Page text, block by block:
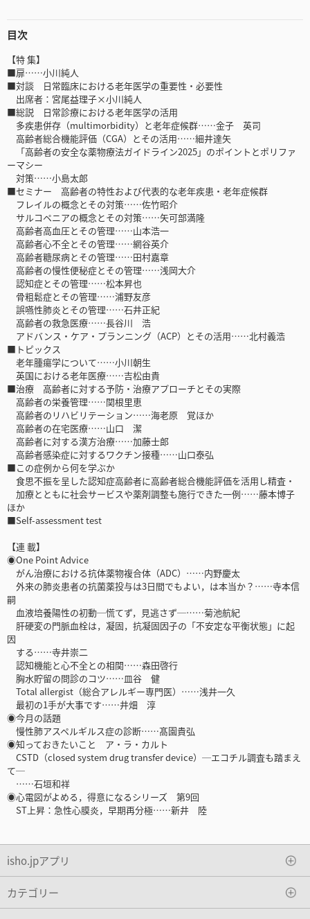
目次
【特 集】
■扉……小川純人
■対談 日常臨床における老年医学の重要性・必要性
出席者：宮尾益理子×小川純人
■総説 日常診療における老年医学の活用
多疾患併存（multimorbidity）と老年症候群……金子 英司
高齢者総合機能評価（CGA）とその活用……細井達矢
「高齢者の安全な薬物療法ガイドライン2025」のポイントとポリファ
ーマシー
対策……小島太郎
■セミナー 高齢者の特性および代表的な老年疾患・老年症候群
フレイルの概念とその対策……佐竹昭介
サルコペニアの概念とその対策……矢可部満隆
高齢者高血圧とその管理……山本浩一
高齢者心不全とその管理……網谷英介
高齢者糖尿病とその管理……田村嘉章
高齢者の慢性便秘症とその管理……浅岡大介
認知症とその管理……松本昇也
骨粗鬆症とその管理……浦野友彦
誤嚥性肺炎とその管理……石井正紀
高齢者の救急医療……長谷川 浩
アドバンス・ケア・プランニング（ACP）とその活用……北村義浩
■トピックス
老年腫瘍学について……小川朝生
英国における老年医療……吉松由貴
■治療 高齢者に対する予防・治療アプローチとその実際
高齢者の栄養管理……関根里恵
高齢者のリハビリテーション……海老原 覚ほか
高齢者の在宅医療……山口 潔
高齢者に対する漢方治療……加藤士郎
高齢者感染症に対するワクチン接種……山口泰弘
■この症例から何を学ぶか
食思不振を呈した認知症高齢者に高齢者総合機能評価を活用し精査・
加療とともに社会サービスや薬剤調整も施行できた一例……藤本博子
ほか
■Self-assessment test
【連 載】
◉One Point Advice
がん治療における抗体薬物複合体（ADC）……内野慶太
外来の肺炎患者の抗菌薬投与は3日間でもよい，は本当か？……寺本信
嗣
血液培養陽性の初動─慌てず，見逃さず─……菊池航紀
肝硬変の門脈血栓は，凝固，抗凝固因子の「不安定な平衡状態」に起
因
する……寺井崇二
認知機能と心不全との相関……森田啓行
胸水貯留の問診のコツ……皿谷 健
Total allergist（総合アレルギー専門医）……浅井一久
最初の1手が大事です……井畑 淳
◉今月の話題
慢性肺アスペルギルス症の診断……髙園貴弘
◉知っておきたいこと ア・ラ・カルト
CSTD（closed system drug transfer device）─エコチル調査も踏まえ
て─
……石垣和祥
◉心電図がよめる，得意になるシリーズ 第9回
ST上昇：急性心膜炎，早期再分極……新井 陸
isho.jpアプリ
カテゴリー